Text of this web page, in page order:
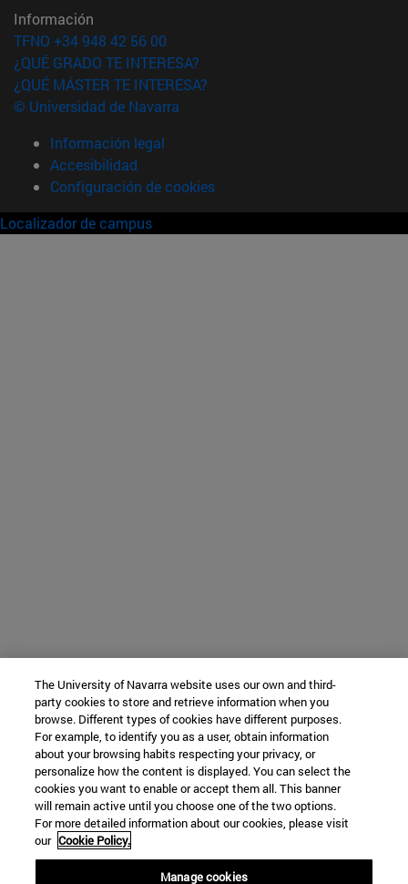
Información
TFNO +34 948 42 56 00
¿QUÉ GRADO TE INTERESA?
¿QUÉ MÁSTER TE INTERESA?
© Universidad de Navarra
Información legal
Accesibilidad
Configuración de cookies
Localizador de campus
The University of Navarra website uses our own and third-
party cookies to store and retrieve information when you
browse. Different types of cookies have different purposes.
For example, to identify you as a user, obtain information
about your browsing habits respecting your privacy, or
personalize how the content is displayed. You can select the
cookies you want to enable or accept them all. This banner
will remain active until you choose one of the two options.
For more detailed information about our cookies, please visit
our Cookie Policy.
Manage cookies